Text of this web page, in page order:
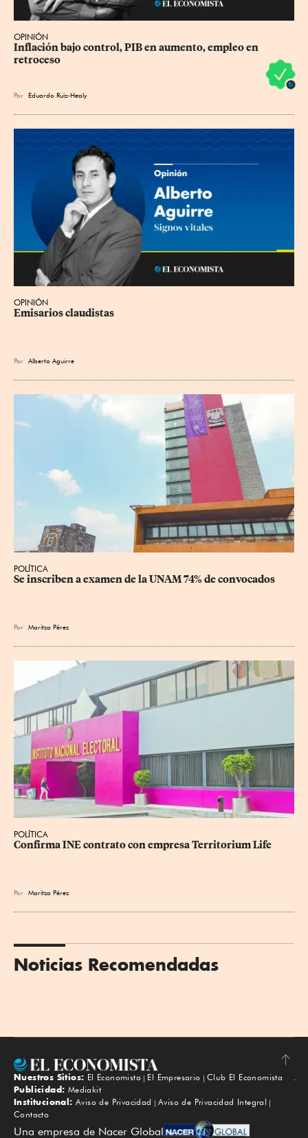
OPINIÓN
Inflación bajo control, PIB en aumento, empleo en
retroceso
Por Eduardo Ruiz-Healy
OPINIÓN
Emisarios claudistas
Por Alberto Aguirre
POLÍTICA
Se inscriben a examen de la UNAM 74% de convocados
Por Maritza Pérez
POLÍTICA
Confirma INE contrato con empresa Territorium Life
Por Maritza Pérez
Noticias Recomendadas
Subir
Nuestros Sitios: El Economista El Empresario
Club El Economista
Publicidad: Mediakit
Institucional: Aviso de Privacidad
Aviso de Privacidad Integral
Contacto
Una empresa de Nacer Global